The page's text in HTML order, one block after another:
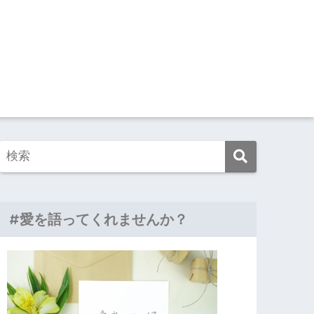
#愛を語ってくれませんか？